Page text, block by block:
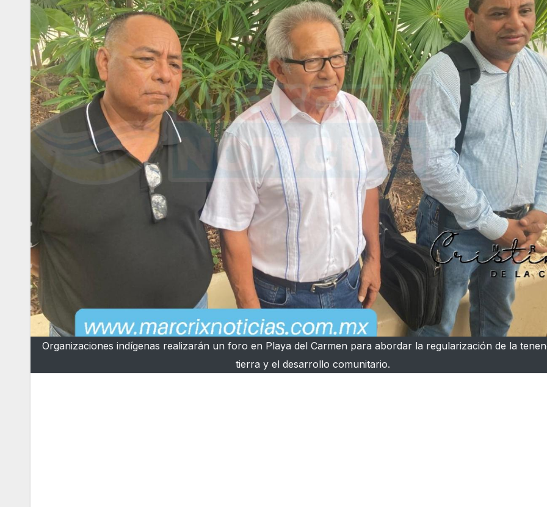
Organizaciones indígenas realizarán un foro en Playa del Carmen para abordar la regularización de la
tierra y el desarrollo comunitario.